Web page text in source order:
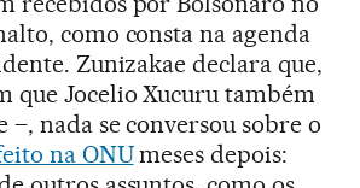
como consta na agenda
Zunizakae declara que,
que Jocelio Xucuru também
–, nada se conversou sobre o
na ONUmeses depois: